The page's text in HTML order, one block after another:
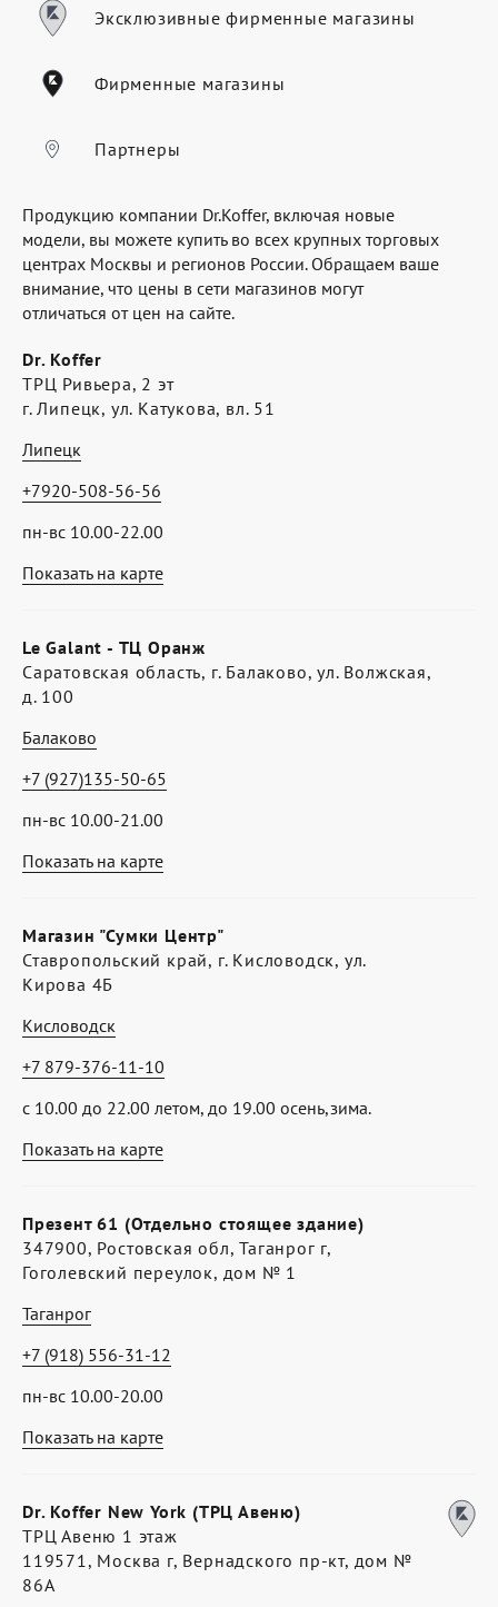
Контакты
Программа лояльности
данных
Эксклюзивные фирменные магазины
Фирменные магазины
Партнеры
Продукцию компании Dr.Koffer, включая новые
модели, вы можете купить во всех крупных торговых
центрах Москвы и регионов России. Обращаем ваше
внимание, что цены в сети магазинов могут
отличаться от цен на сайте.
Показать на карте
Dr. Koffer
ТРЦ Ривьера, 2 эт
г. Липецк, ул. Катукова, вл. 51
Липецк
пн-вс 10.00-22.00
+7920-508-56-56
Показать на карте
Le Galant - ТЦ Оранж
Саратовская область, г. Балаково, ул. Волжская,
д. 100
Балаково
пн-вс 10.00-21.00
+7 (927)135-50-65
Показать на карте
Магазин "Сумки Центр"
Ставропольский край, г. Кисловодск, ул.
Кирова 4Б
Кисловодск
с 10.00 до 22.00 летом, до 19.00 осень,зима.
+7 879-376-11-10
Показать на карте
Презент 61 (Отдельно стоящее здание)
347900, Ростовская обл, Таганрог г,
Гоголевский переулок, дом № 1
Таганрог
пн-вс 10.00-20.00
+7 (918) 556-31-12
Dr. Koffer New York (ТРЦ Авеню)
ТРЦ Авеню 1 этаж
119571, Москва г, Вернадского пр-кт, дом №
86А